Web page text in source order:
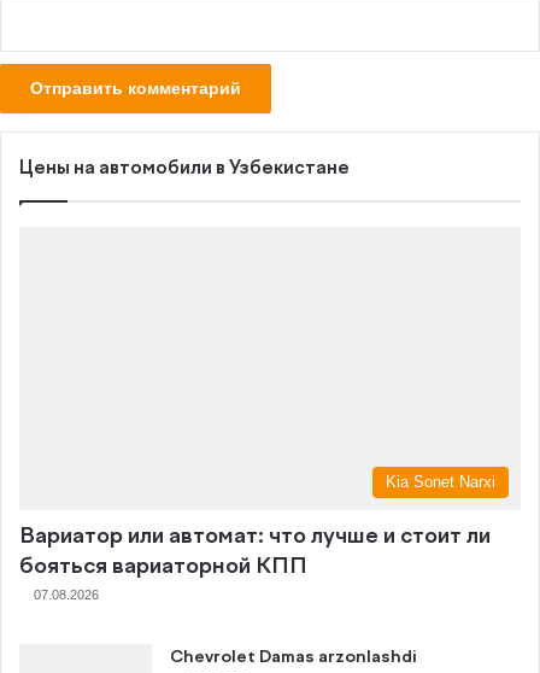
Цены на автомобили в Узбекистане
Kia Sonet Narxi
Вариатор или автомат: что лучше и стоит ли
бояться вариаторной КПП
07.08.2026
Chevrolet Damas arzonlashdi